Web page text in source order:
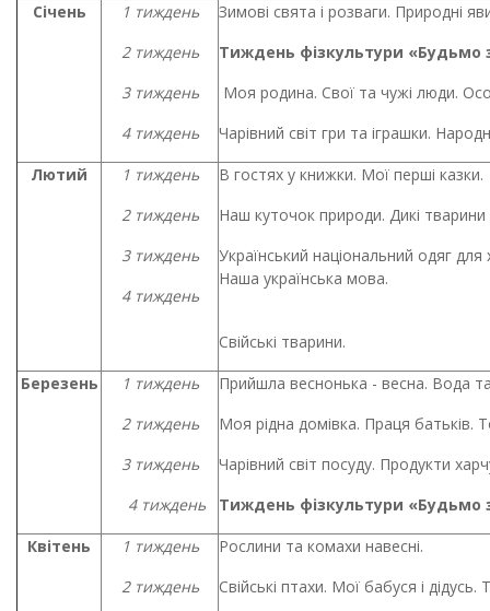
Січень
1 тиждень
2 тиждень
3 тиждень
4 тиждень
Зимові свята і розваги. Природні
Тиждень фізкультури «Будьмо
Моя родина. Свої та чужі люди.
Чарівний світ гри та іграшки.
Лютий
1 тиждень
2 тиждень
3 тиждень
4 тиждень
В гостях у книжки. Мої перші казки.
Наш куточок природи. Дикі тварини
Український національний одяг для
Наша
Свійські тварини.
Березень
1 тиждень
2 тиждень
3 тиждень
4 тиждень
Прийшла веснонька - весна. Вода та
Моя рідна домівка. Праця батьків.
Чарівний світ посуду. Продукти
Тиждень фізкультури «Будьмо
Квітень
1 тиждень
2 тиждень
Рослини та комахи навесні.
Свійські птахи. Мої бабуся і дідусь.